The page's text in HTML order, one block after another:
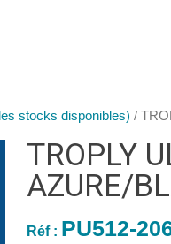
stocks disponibles) /
TROPLY
AZURE/
Réf : PU512-